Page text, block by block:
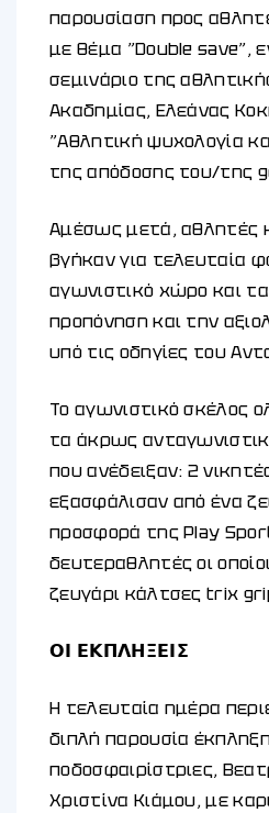
παρουσίαση προς
με θέμα ”Double save”,
σεμινάριο της
Ακαδημίας, Ελεάνας
”Αθλητική ψυχολογία
της απόδοσης του/της
Αμέσως μετά, αθλητές
βγήκαν για τελευταία
αγωνιστικό χώρο και
προπόνηση και την
υπό τις οδηγίες του
Το αγωνιστικό σκέλος
τα άκρως
που ανέδειξαν: 2
εξασφάλισαν από ένα
προσφορά της Play
δευτεραθλητές οι
ζευγάρι κάλτσες trix
𝝤𝝞 𝝚𝝟𝝥𝝠𝝜𝝣𝝚𝝞𝝨
Η τελευταία ημέρα
διπλή παρουσία
ποδοσφαιρίστριες,
Χριστίνα Κιάμου, με